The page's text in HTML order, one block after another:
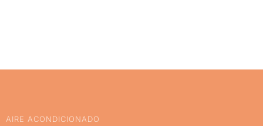
AIRE ACONDICIONADO